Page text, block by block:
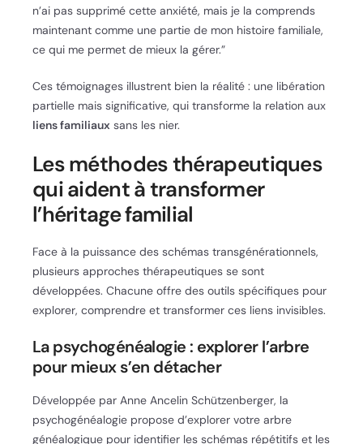
n’ai pas supprimé cette anxiété, mais je la comprends
maintenant comme une partie de mon histoire familiale,
ce qui me permet de mieux la gérer.”
Ces témoignages illustrent bien la réalité : une libération
partielle mais significative, qui transforme la relation aux
liens familiaux sans les nier.
Les méthodes thérapeutiques
qui aident à transformer
l’héritage familial
Face à la puissance des schémas transgénérationnels,
plusieurs approches thérapeutiques se sont
développées. Chacune offre des outils spécifiques pour
explorer, comprendre et transformer ces liens invisibles.
La psychogénéalogie : explorer l’arbre
pour mieux s’en détacher
Développée par Anne Ancelin Schützenberger, la
psychogénéalogie propose d’explorer votre arbre
généalogique pour identifier les schémas répétitifs et les